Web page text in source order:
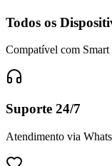
Todos os
Compatível com
Suporte 24/7
Atendimento via